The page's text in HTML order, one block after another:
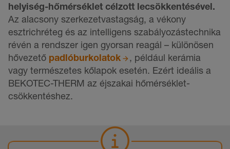
helyiség-hőmérséklet célzott lecsökkentésével.
Az alacsony szerkezetvastagság, a vékony
esztrichréteg és az intelligens szabályozástechnika
révén a rendszer igen gyorsan reagál – különösen
hővezető padlóburkolatok
, például kerámia
vagy természetes kőlapok esetén. Ezért ideális a
BEKOTEC-THERM az éjszakai hőmérséklet-
csökkentéshez.